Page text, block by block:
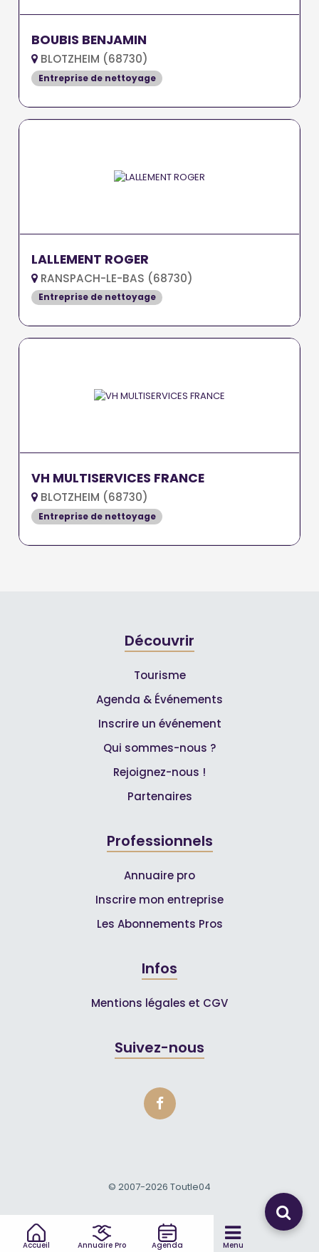
Accueil Annuaire Pro Agenda Menu
BOUBIS BENJAMIN
BLOTZHEIM (68730)
Entreprise de nettoyage
LALLEMENT ROGER
RANSPACH-LE-BAS (68730)
Entreprise de nettoyage
VH MULTISERVICES FRANCE
BLOTZHEIM (68730)
Entreprise de nettoyage
Découvrir
Tourisme
Agenda & Événements
Inscrire un événement
Qui sommes-nous ?
Rejoignez-nous !
Partenaires
Professionnels
Annuaire pro
Inscrire mon entreprise
Les Abonnements Pros
Infos
Mentions légales et CGV
Suivez-nous
© 2007-2026 Toutle04